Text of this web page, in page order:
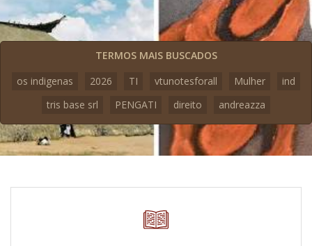
TERMOS MAIS BUSCADOS
os indigenas
2026 TI vtunotesforall Mulher
ind
tris base srl
PENGATI direito andreazza